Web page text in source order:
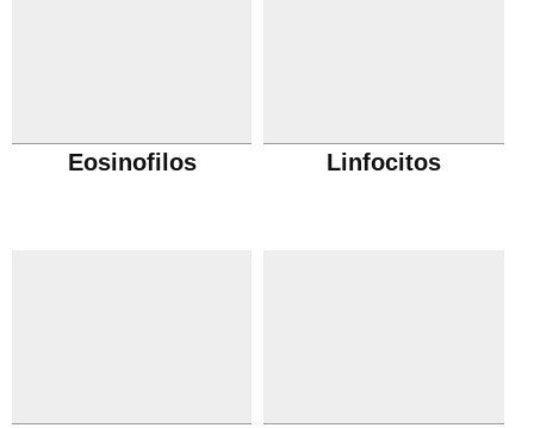
Eosinofilos Linfocitos